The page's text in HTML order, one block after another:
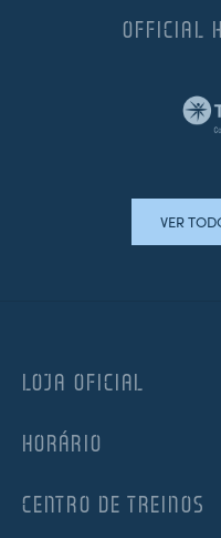
OFFICIAL
VER
LOJA OFICIAL
HORÁRIO
CENTRO DE TREINOS